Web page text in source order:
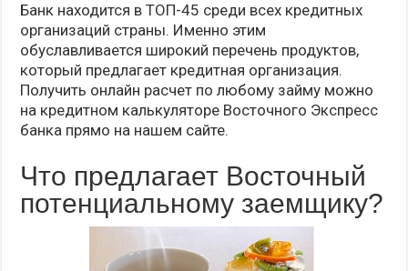
Банк находится в ТОП-45 среди всех кредитных
организаций страны. Именно этим
обуславливается широкий перечень продуктов,
который предлагает кредитная организация.
Получить онлайн расчет по любому займу можно
на кредитном калькуляторе Восточного Экспресс
банка прямо на нашем сайте.
Что предлагает Восточный
потенциальному заемщику?